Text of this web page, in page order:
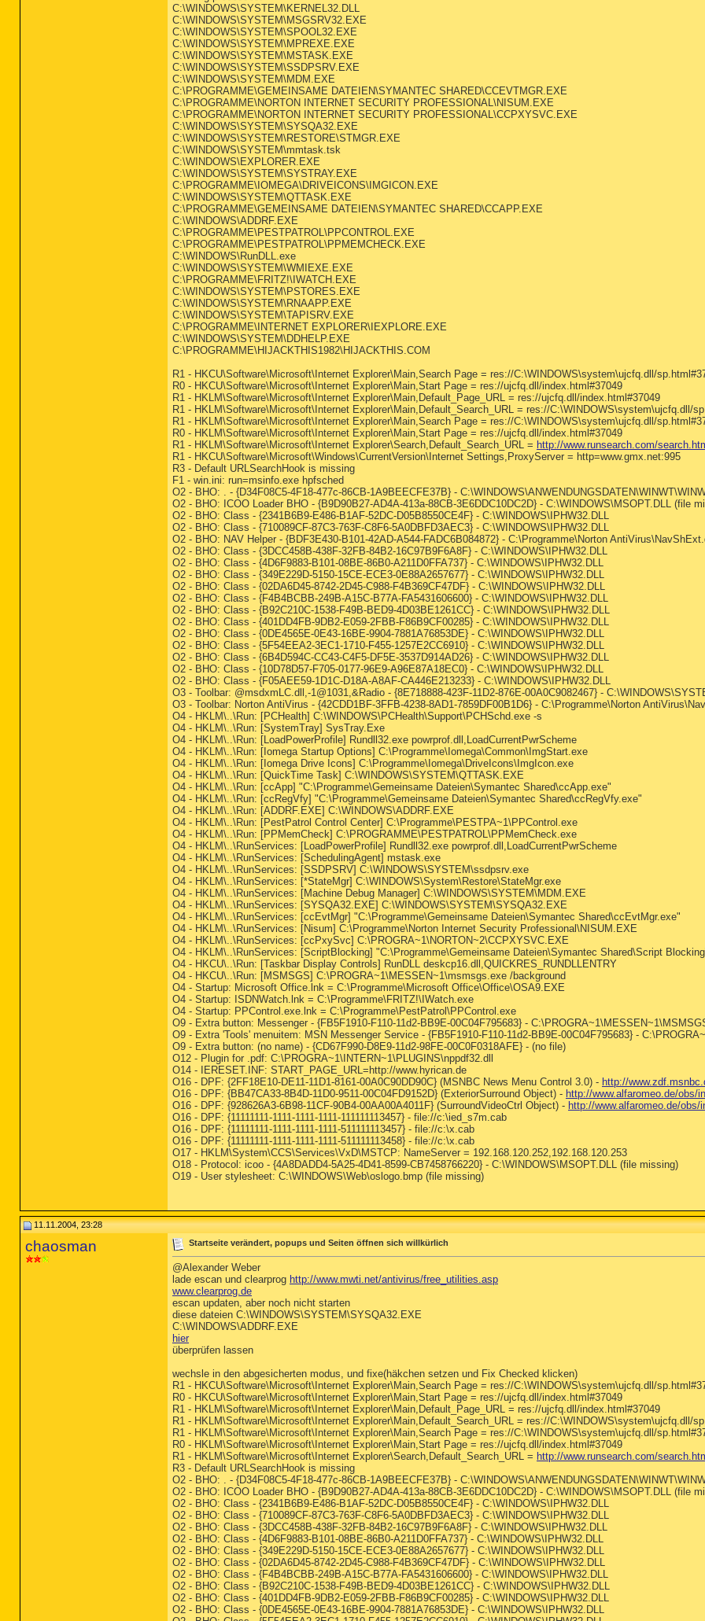
C:\WINDOWS\SYSTEM\KERNEL32.DLL
C:\WINDOWS\SYSTEM\MSGSRV32.EXE
C:\WINDOWS\SYSTEM\SPOOL32.EXE
C:\WINDOWS\SYSTEM\MPREXE.EXE
C:\WINDOWS\SYSTEM\MSTASK.EXE
C:\WINDOWS\SYSTEM\SSDPSRV.EXE
C:\WINDOWS\SYSTEM\MDM.EXE
C:\PROGRAMME\GEMEINSAME DATEIEN\SYMANTEC SHARED\CCEVTMGR.EXE
C:\PROGRAMME\NORTON INTERNET SECURITY PROFESSIONAL\NISUM.EXE
C:\PROGRAMME\NORTON INTERNET SECURITY PROFESSIONAL\CCPXYSVC.EXE
C:\WINDOWS\SYSTEM\SYSQA32.EXE
C:\WINDOWS\SYSTEM\RESTORE\STMGR.EXE
C:\WINDOWS\SYSTEM\mmtask.tsk
C:\WINDOWS\EXPLORER.EXE
C:\WINDOWS\SYSTEM\SYSTRAY.EXE
C:\PROGRAMME\IOMEGA\DRIVEICONS\IMGICON.EXE
C:\WINDOWS\SYSTEM\QTTASK.EXE
C:\PROGRAMME\GEMEINSAME DATEIEN\SYMANTEC SHARED\CCAPP.EXE
C:\WINDOWS\ADDRF.EXE
C:\PROGRAMME\PESTPATROL\PPCONTROL.EXE
C:\PROGRAMME\PESTPATROL\PPMEMCHECK.EXE
C:\WINDOWS\RunDLL.exe
C:\WINDOWS\SYSTEM\WMIEXE.EXE
C:\PROGRAMME\FRITZ!\IWATCH.EXE
C:\WINDOWS\SYSTEM\PSTORES.EXE
C:\WINDOWS\SYSTEM\RNAAPP.EXE
C:\WINDOWS\SYSTEM\TAPISRV.EXE
C:\PROGRAMME\INTERNET EXPLORER\IEXPLORE.EXE
C:\WINDOWS\SYSTEM\DDHELP.EXE
C:\PROGRAMME\HIJACKTHIS1982\HIJACKTHIS.COM
R1 - HKCU\Software\Microsoft\Internet Explorer\Main,Search Page = res://C:\WINDOWS\system\ujcfq.dll/
R0 - HKCU\Software\Microsoft\Internet Explorer\Main,Start Page = res://ujcfq.dll/index.html#37049
R1 - HKLM\Software\Microsoft\Internet Explorer\Main,Default_Page_URL = res://ujcfq.dll/index.html#37049
R1 - HKLM\Software\Microsoft\Internet Explorer\Main,Default_Search_URL = res://C:\WINDOWS\system\ujcfq.dll/
R1 - HKLM\Software\Microsoft\Internet Explorer\Main,Search Page = res://C:\WINDOWS\system\ujcfq.dll/
R0 - HKLM\Software\Microsoft\Internet Explorer\Main,Start Page = res://ujcfq.dll/index.html#37049
R1 - HKLM\Software\Microsoft\Internet Explorer\Search,Default_Search_URL = http://www.runsearch.com/
R1 - HKCU\Software\Microsoft\Windows\CurrentVersion\Internet Settings,ProxyServer = http=www.gmx.net:995
R3 - Default URLSearchHook is missing
F1 - win.ini: run=msinfo.exe hpfsched
O2 - BHO: . - {D34F08C5-4F18-477c-86CB-1A9BEECFE37B} -
O2 - BHO: ICOO Loader BHO - {B9D90B27-AD4A-413a-88CB-3E6DDC10DC2D} - C:\WINDOWS\MSOPT.DLL (file
O2 - BHO: Class - {2341B6B9-E486-B1AF-52DC-D05B8550CE4F} - C:\WINDOWS\IPHW32.DLL
O2 - BHO: Class - {710089CF-87C3-763F-C8F6-5A0DBFD3AEC3} - C:\WINDOWS\IPHW32.DLL
O2 - BHO: NAV Helper - {BDF3E430-B101-42AD-A544-FADC6B084872} - C:\Programme\Norton
O2 - BHO: Class - {3DCC458B-438F-32FB-84B2-16C97B9F6A8F} - C:\WINDOWS\IPHW32.DLL
O2 - BHO: Class - {4D6F9883-B101-08BE-86B0-A211D0FFA737} - C:\WINDOWS\IPHW32.DLL
O2 - BHO: Class - {349E229D-5150-15CE-ECE3-0E88A2657677} - C:\WINDOWS\IPHW32.DLL
O2 - BHO: Class - {02DA6D45-8742-2D45-C988-F4B369CF47DF} - C:\WINDOWS\IPHW32.DLL
O2 - BHO: Class - {F4B4BCBB-249B-A15C-B77A-FA5431606600} - C:\WINDOWS\IPHW32.DLL
O2 - BHO: Class - {B92C210C-1538-F49B-BED9-4D03BE1261CC} - C:\WINDOWS\IPHW32.DLL
O2 - BHO: Class - {401DD4FB-9DB2-E059-2FBB-F86B9CF00285} - C:\WINDOWS\IPHW32.DLL
O2 - BHO: Class - {0DE4565E-0E43-16BE-9904-7881A76853DE} - C:\WINDOWS\IPHW32.DLL
O2 - BHO: Class - {5F54EEA2-3EC1-1710-F455-1257E2CC6910} - C:\WINDOWS\IPHW32.DLL
O2 - BHO: Class - {6B4D594C-CC43-C4F5-DF5E-3537D914AD26} - C:\WINDOWS\IPHW32.DLL
O2 - BHO: Class - {10D78D57-F705-0177-96E9-A96E87A18EC0} - C:\WINDOWS\IPHW32.DLL
O2 - BHO: Class - {F05AEE59-1D1C-D18A-A8AF-CA446E213233} - C:\WINDOWS\IPHW32.DLL
O3 - Toolbar: @msdxmLC.dll,-1@1031,&Radio - {8E718888-423F-11D2-876E-00A0C9082467} -
O3 - Toolbar: Norton AntiVirus - {42CDD1BF-3FFB-4238-8AD1-7859DF00B1D6} - C:\Programme\Norton
O4 - HKLM\..\Run: [PCHealth] C:\WINDOWS\PCHealth\Support\PCHSchd.exe -s
O4 - HKLM\..\Run: [SystemTray] SysTray.Exe
O4 - HKLM\..\Run: [LoadPowerProfile] Rundll32.exe powrprof.dll,LoadCurrentPwrScheme
O4 - HKLM\..\Run: [Iomega Startup Options] C:\Programme\Iomega\Common\ImgStart.exe
O4 - HKLM\..\Run: [Iomega Drive Icons] C:\Programme\Iomega\DriveIcons\ImgIcon.exe
O4 - HKLM\..\Run: [QuickTime Task] C:\WINDOWS\SYSTEM\QTTASK.EXE
O4 - HKLM\..\Run: [ccApp] "C:\Programme\Gemeinsame Dateien\Symantec Shared\ccApp.exe"
O4 - HKLM\..\Run: [ccRegVfy] "C:\Programme\Gemeinsame Dateien\Symantec Shared\ccRegVfy.exe"
O4 - HKLM\..\Run: [ADDRF.EXE] C:\WINDOWS\ADDRF.EXE
O4 - HKLM\..\Run: [PestPatrol Control Center] C:\Programme\PESTPA~1\PPControl.exe
O4 - HKLM\..\Run: [PPMemCheck] C:\PROGRAMME\PESTPATROL\PPMemCheck.exe
O4 - HKLM\..\RunServices: [LoadPowerProfile] Rundll32.exe powrprof.dll,LoadCurrentPwrScheme
O4 - HKLM\..\RunServices: [SchedulingAgent] mstask.exe
O4 - HKLM\..\RunServices: [SSDPSRV] C:\WINDOWS\SYSTEM\ssdpsrv.exe
O4 - HKLM\..\RunServices: [*StateMgr] C:\WINDOWS\System\Restore\StateMgr.exe
O4 - HKLM\..\RunServices: [Machine Debug Manager] C:\WINDOWS\SYSTEM\MDM.EXE
O4 - HKLM\..\RunServices: [SYSQA32.EXE] C:\WINDOWS\SYSTEM\SYSQA32.EXE
O4 - HKLM\..\RunServices: [ccEvtMgr] "C:\Programme\Gemeinsame Dateien\Symantec Shared\ccEvtMgr.exe"
O4 - HKLM\..\RunServices: [Nisum] C:\Programme\Norton Internet Security Professional\NISUM.EXE
O4 - HKLM\..\RunServices: [ccPxySvc] C:\PROGRA~1\NORTON~2\CCPXYSVC.EXE
O4 - HKLM\..\RunServices: [ScriptBlocking] "C:\Programme\Gemeinsame Dateien\Symantec Shared\Script
O4 - HKCU\..\Run: [Taskbar Display Controls] RunDLL deskcp16.dll,QUICKRES_RUNDLLENTRY
O4 - HKCU\..\Run: [MSMSGS] C:\PROGRA~1\MESSEN~1\msmsgs.exe /background
O4 - Startup: Microsoft Office.lnk = C:\Programme\Microsoft Office\Office\OSA9.EXE
O4 - Startup: ISDNWatch.lnk = C:\Programme\FRITZ!\IWatch.exe
O4 - Startup: PPControl.exe.lnk = C:\Programme\PestPatrol\PPControl.exe
O9 - Extra button: Messenger - {FB5F1910-F110-11d2-BB9E-00C04F795683} -
O9 - Extra 'Tools' menuitem: MSN Messenger Service - {FB5F1910-F110-11d2-BB9E-00C04F795683} -
O9 - Extra button: (no name) - {CD67F990-D8E9-11d2-98FE-00C0F0318AFE} - (no file)
O12 - Plugin for .pdf: C:\PROGRA~1\INTERN~1\PLUGINS\nppdf32.dll
O14 - IERESET.INF: START_PAGE_URL=http://www.hyrican.de
O16 - DPF: {2FF18E10-DE11-11D1-8161-00A0C90DD90C} (MSNBC News Menu Control 3.0) - http://
O16 - DPF: {BB47CA33-8B4D-11D0-9511-00C04FD9152D} (ExteriorSurround Object) - http://www.alfaromeo.de/obs/
O16 - DPF: {928626A3-6B98-11CF-90B4-00AA00A4011F} (SurroundVideoCtrl Object) - http://www.alfaromeo.de/
O16 - DPF: {11111111-1111-1111-1111-111111113457} - file://c:\ied_s7m.cab
O16 - DPF: {11111111-1111-1111-1111-511111113457} - file://c:\x.cab
O16 - DPF: {11111111-1111-1111-1111-511111113458} - file://c:\x.cab
O17 - HKLM\System\CCS\Services\VxD\MSTCP: NameServer = 192.168.120.252,192.168.120.253
O18 - Protocol: icoo - {4A8DADD4-5A25-4D41-8599-CB7458766220} - C:\WINDOWS\MSOPT.DLL (file missing)
O19 - User stylesheet: C:\WINDOWS\Web\oslogo.bmp (file missing)
11.11.2004, 23:28
chaosman Startseite verändert, popups und Seiten öffnen sich willkürlich
@Alexander Weber
lade escan und clearprog http://www.mwti.net/antivirus/free_utilities.asp
www.clearprog.de
escan updaten, aber noch nicht starten
diese dateien C:\WINDOWS\SYSTEM\SYSQA32.EXE
C:\WINDOWS\ADDRF.EXE
hier
überprüfen lassen
wechsle in den abgesicherten modus, und fixe(häkchen setzen und Fix Checked klicken)
R1 - HKCU\Software\Microsoft\Internet Explorer\Main,Search Page = res://C:\WINDOWS\system\ujcfq.dll/
R0 - HKCU\Software\Microsoft\Internet Explorer\Main,Start Page = res://ujcfq.dll/index.html#37049
R1 - HKLM\Software\Microsoft\Internet Explorer\Main,Default_Page_URL = res://ujcfq.dll/index.html#37049
R1 - HKLM\Software\Microsoft\Internet Explorer\Main,Default_Search_URL = res://C:\WINDOWS\system\ujcfq.dll/
R1 - HKLM\Software\Microsoft\Internet Explorer\Main,Search Page = res://C:\WINDOWS\system\ujcfq.dll/
R0 - HKLM\Software\Microsoft\Internet Explorer\Main,Start Page = res://ujcfq.dll/index.html#37049
R1 - HKLM\Software\Microsoft\Internet Explorer\Search,Default_Search_URL = http://www.runsearch.com/
R3 - Default URLSearchHook is missing
O2 - BHO: . - {D34F08C5-4F18-477c-86CB-1A9BEECFE37B} -
O2 - BHO: ICOO Loader BHO - {B9D90B27-AD4A-413a-88CB-3E6DDC10DC2D} - C:\WINDOWS\MSOPT.DLL (file
O2 - BHO: Class - {2341B6B9-E486-B1AF-52DC-D05B8550CE4F} - C:\WINDOWS\IPHW32.DLL
O2 - BHO: Class - {710089CF-87C3-763F-C8F6-5A0DBFD3AEC3} - C:\WINDOWS\IPHW32.DLL
O2 - BHO: Class - {3DCC458B-438F-32FB-84B2-16C97B9F6A8F} - C:\WINDOWS\IPHW32.DLL
O2 - BHO: Class - {4D6F9883-B101-08BE-86B0-A211D0FFA737} - C:\WINDOWS\IPHW32.DLL
O2 - BHO: Class - {349E229D-5150-15CE-ECE3-0E88A2657677} - C:\WINDOWS\IPHW32.DLL
O2 - BHO: Class - {02DA6D45-8742-2D45-C988-F4B369CF47DF} - C:\WINDOWS\IPHW32.DLL
O2 - BHO: Class - {F4B4BCBB-249B-A15C-B77A-FA5431606600} - C:\WINDOWS\IPHW32.DLL
O2 - BHO: Class - {B92C210C-1538-F49B-BED9-4D03BE1261CC} - C:\WINDOWS\IPHW32.DLL
O2 - BHO: Class - {401DD4FB-9DB2-E059-2FBB-F86B9CF00285} - C:\WINDOWS\IPHW32.DLL
O2 - BHO: Class - {0DE4565E-0E43-16BE-9904-7881A76853DE} - C:\WINDOWS\IPHW32.DLL